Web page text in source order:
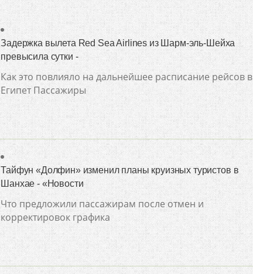
Задержка вылета Red Sea Airlines из Шарм-эль-Шейха
превысила сутки -
Как это повлияло на дальнейшее расписание рейсов в
Египет Пассажиры
Тайфун «Долфин» изменил планы круизных туристов в
Шанхае - «Новости
Что предложили пассажирам после отмен и
корректировок графика